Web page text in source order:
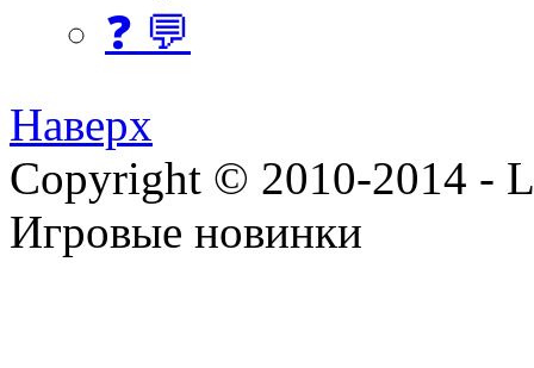
❓ 💬
Наверх
Copyright © 2010-2014 -
Игровые новинки